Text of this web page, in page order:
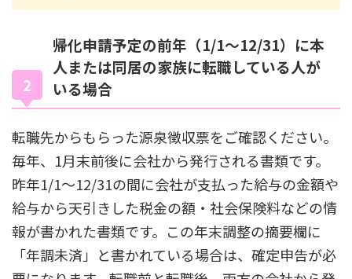
帰化申請予定の前年（1/1～12/31）に本
人または同居の家族に転職している人が
いる場合
転職先からもらった源泉徴収票をご確認ください。
毎年、1月末前後に会社から発行される書類です。
昨年1/1〜12/31の間に会社が支払った給与の金額や
給与から天引きした税金の額・社会保険料などの情
報が書かれた書類です。この年末調整の摘要欄に
「年調未済」と書かれている場合は、確定申告が必